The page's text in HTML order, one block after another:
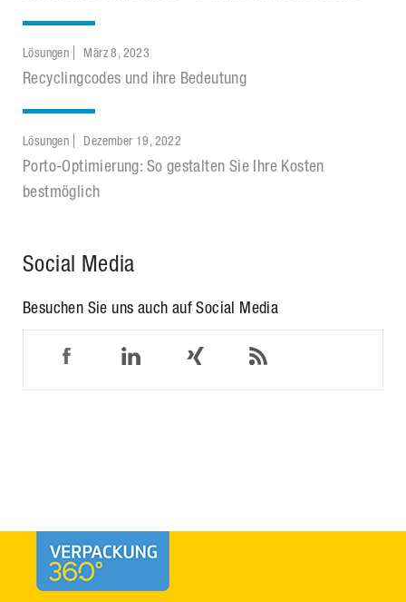
Lösungen März 8, 2023
Recyclingcodes und ihre Bedeutung
Lösungen Dezember 19, 2022
Porto-Optimierung: So gestalten Sie Ihre Kosten
bestmöglich
Social Media
Besuchen Sie uns auch auf Social Media